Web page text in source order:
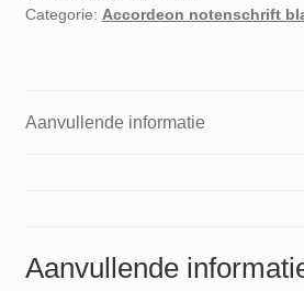
Categorie: Accordeon notenschrift
Aanvullende informatie
Aanvullende